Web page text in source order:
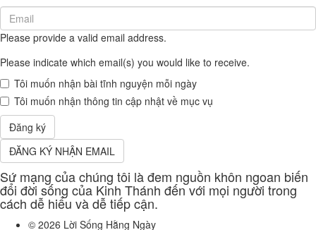
Email
(required)
Please provide a valid email address.
Please indicate which email(s) you would like to receive.
Tôi muốn nhận bài tĩnh nguyện mỗi ngày
Tôi muốn nhận thông tin cập nhật về mục vụ
Đăng ký
ĐĂNG KÝ NHẬN EMAIL
Sứ mạng của chúng tôi là đem nguồn khôn ngoan biến
đổi đời sống của Kinh Thánh đến với mọi người trong
cách dễ hiểu và dễ tiếp cận.
© 2026 Lời Sống Hằng Ngày